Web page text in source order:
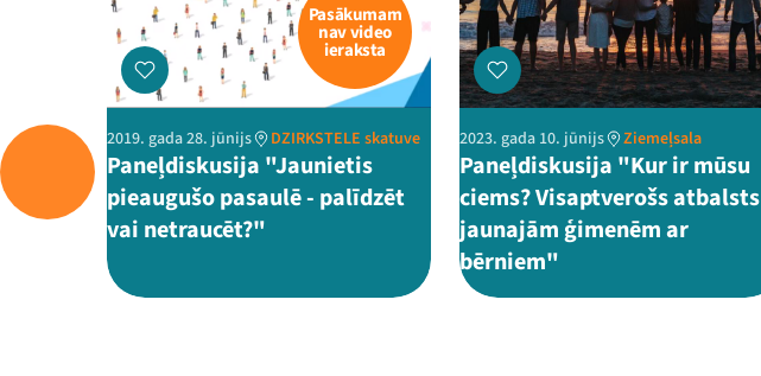
Pasākumam
nav video
ieraksta
2019. gada 28. jūnijs DZIRKSTELE skatuve
Paneļdiskusija "Jaunietis
pieaugušo pasaulē - palīdzēt
vai netraucēt?"
2023. gada 10. jūnijs Ziemeļsala
Paneļdiskusija "Kur ir mūsu
ciems? Visaptverošs atbalsts
jaunajām ģimenēm ar
bērniem"